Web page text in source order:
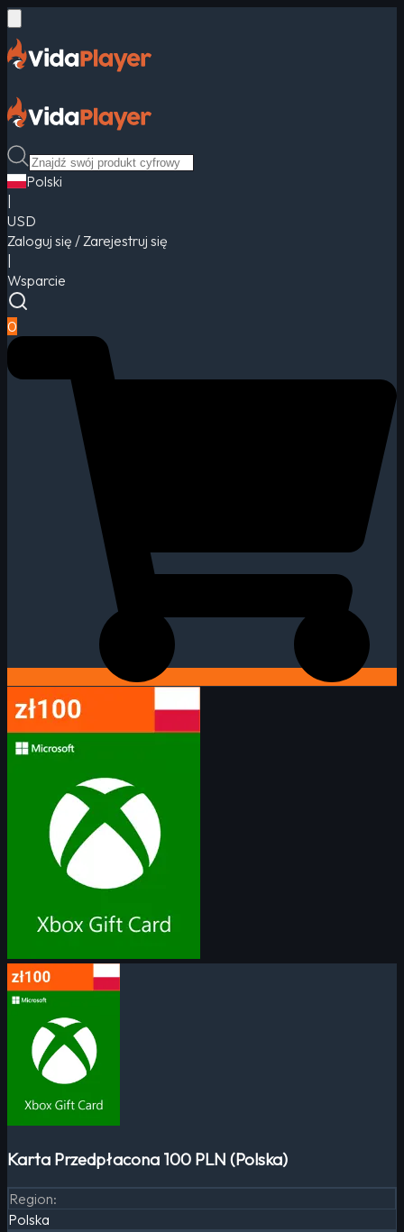
Polski
USD
Zaloguj się / Zarejestruj się
Wsparcie
0
Karta Przedpłacona 100 PLN (Polska)
Region:
Polska